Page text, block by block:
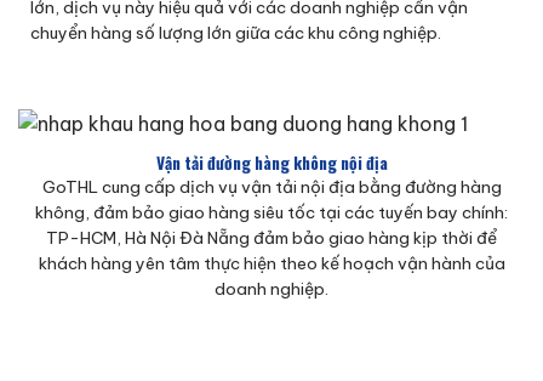
lớn, dịch vụ này hiệu quả với các doanh nghiệp cần vận
chuyển hàng số lượng lớn giữa các khu công nghiệp.
Vận tải đường hàng không nội địa
GoTHL cung cấp dịch vụ vận tải nội địa bằng đường hàng
không, đảm bảo giao hàng siêu tốc tại các tuyến bay chính:
TP-HCM, Hà Nội Đà Nẵng đảm bảo giao hàng kịp thời để
khách hàng yên tâm thực hiện theo kế hoạch vận hành của
doanh nghiệp.